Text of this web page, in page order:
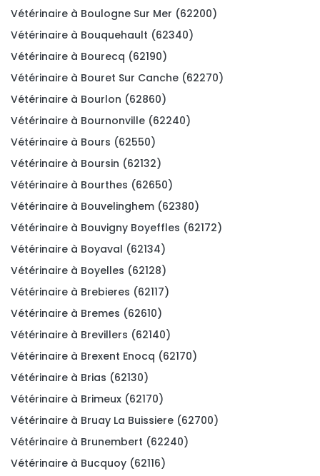
Vétérinaire à Boulogne Sur Mer (62200)
Vétérinaire à Bouquehault (62340)
Vétérinaire à Bourecq (62190)
Vétérinaire à Bouret Sur Canche (62270)
Vétérinaire à Bourlon (62860)
Vétérinaire à Bournonville (62240)
Vétérinaire à Bours (62550)
Vétérinaire à Boursin (62132)
Vétérinaire à Bourthes (62650)
Vétérinaire à Bouvelinghem (62380)
Vétérinaire à Bouvigny Boyeffles (62172)
Vétérinaire à Boyaval (62134)
Vétérinaire à Boyelles (62128)
Vétérinaire à Brebieres (62117)
Vétérinaire à Bremes (62610)
Vétérinaire à Brevillers (62140)
Vétérinaire à Brexent Enocq (62170)
Vétérinaire à Brias (62130)
Vétérinaire à Brimeux (62170)
Vétérinaire à Bruay La Buissiere (62700)
Vétérinaire à Brunembert (62240)
Vétérinaire à Bucquoy (62116)